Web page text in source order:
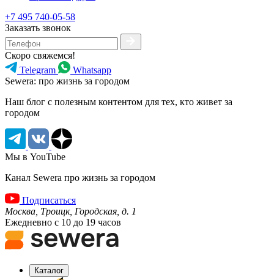
+7 495 740-05-58
Заказать звонок
Скоро свяжемся!
Telegram
Whatsapp
Sewera: про жизнь за городом
Наш блог c полезным контентом для тех, кто живет за
городом
Мы в YouTube
Канал Sewera про жизнь за городом
Подписаться
Москва, Троицк, Городская, д. 1
Ежедневно с 10 до 19 часов
Каталог